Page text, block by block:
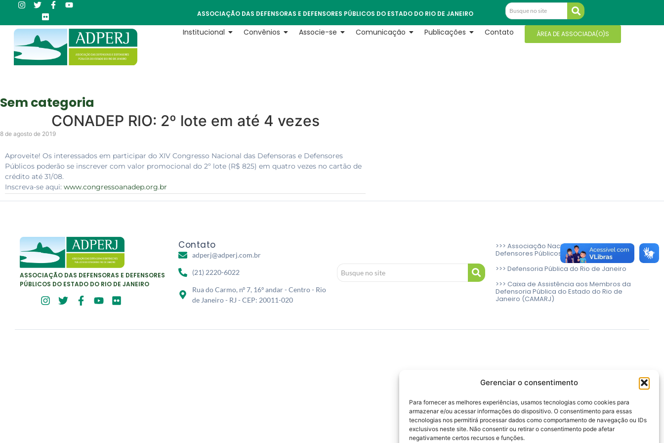
Gerenciar o consentimento
Para fornecer as melhores experiências, usamos tecnologias como cookies para
armazenar e/ou acessar informações do dispositivo. O consentimento para essas
tecnologias nos permitirá processar dados como comportamento de navegação ou IDs
exclusivos neste site. Não consentir ou retirar o consentimento pode afetar
negativamente certos recursos e funções.
ASSOCIAÇÃO DAS DEFENSORAS E DEFENSORES PÚBLICOS DO ESTADO DO RIO DE JANEIRO
Institucional Convênios Associe-se Comunicação Publicações Contato ÁREA DE ASSOCIADA(O)S
Sem categoria
CONADEP RIO: 2º lote em até 4 vezes
8 de agosto de 2019
Aproveite! Os interessados em participar do XIV Congresso Nacional das Defensoras e Defensores
Públicos poderão se inscrever com valor promocional do 2º lote (R$ 825) em quatro vezes no cartão de
crédito até 31/08.
Inscreva-se aqui: www.congressoanadep.org.br
ASSOCIAÇÃO DAS DEFENSORAS E DEFENSORES
PÚBLICOS DO ESTADO DO RIO DE JANEIRO
Contato
adperj@adperj.com.br
(21) 2220-6022
Rua do Carmo, nº 7, 16º andar - Centro - Rio
de Janeiro - RJ - CEP: 20011-020
>>> Associação Nacional das Defensoras e
Defensores Públicos (ANADEP)
>>> Defensoria Pública do Rio de Janeiro
>>> Caixa de Assistência aos Membros da
Defensoria Pública do Estado do Rio de
Janeiro (CAMARJ)